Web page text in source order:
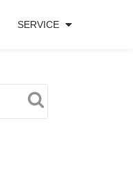
SERVICE